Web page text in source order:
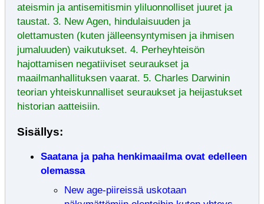
ateismin ja antisemitismin yliluonnolliset juuret ja
taustat. 3. New Agen, hindulaisuuden ja
olettamusten (kuten jälleensyntymisen ja ihmisen
jumaluuden) vaikutukset. 4. Perheyhteisön
hajottamisen negatiiviset seuraukset ja
maailmanhallituksen vaarat. 5. Charles Darwinin
teorian yhteiskunnalliset seuraukset ja heijastukset
historian aatteisiin.
Sisällys:
Saatana ja paha henkimaailma ovat edelleen
olemassa
New age-piireissä uskotaan